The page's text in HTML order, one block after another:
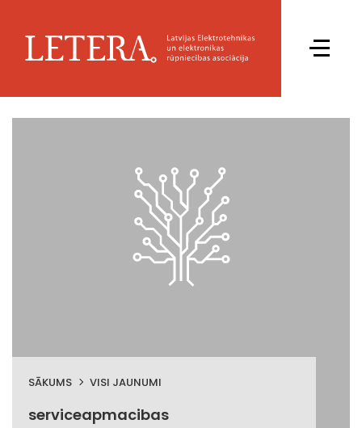
SĀKUMS VISI JAUNUMI
serviceapmacibas